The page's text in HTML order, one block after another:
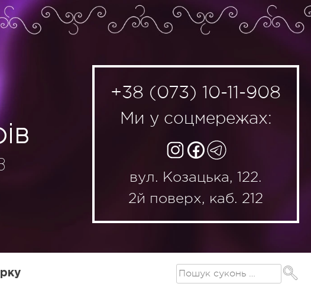
+38 (073) 10-11-908
Ми у соцмережах:
вул. Козацька, 122.
2й поверх, каб. 212